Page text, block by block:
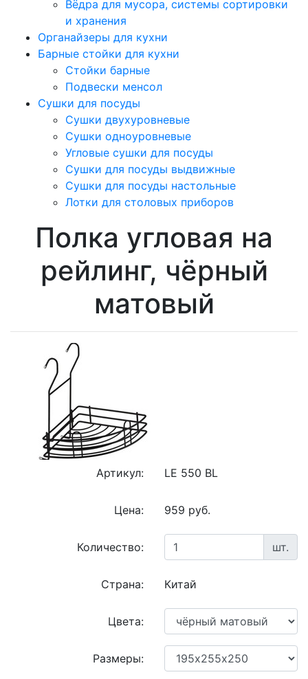
Вёдра для мусора, системы сортировки
и хранения
Органайзеры для кухни
Барные стойки для кухни
Стойки барные
Подвески менсол
Сушки для посуды
Сушки двухуровневые
Сушки одноуровневые
Угловые сушки для посуды
Сушки для посуды выдвижные
Сушки для посуды настольные
Лотки для столовых приборов
Полка угловая на
рейлинг, чёрный
матовый
Артикул: LE 550 BL
Цена: 959 руб.
Количество: шт.
Страна: Китай
Цвета:
Размеры: